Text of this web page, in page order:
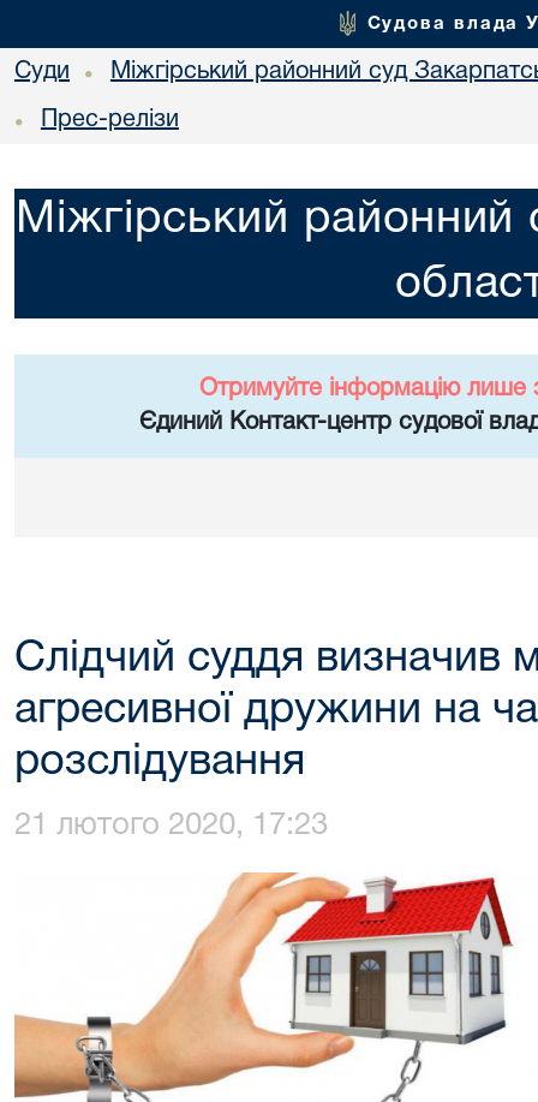
Судова влада
Суди • Міжгірський районний суд
• Прес-релізи
Міжгірський районний
Отримуйте інформацію лише
Єдиний Контакт-центр судової
Слідчий суддя визначив
агресивної дружини на
розслідування
21 лютого 2020, 17:23